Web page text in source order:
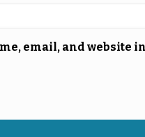
email, and website